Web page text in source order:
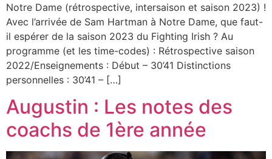
Notre Dame (rétrospective, intersaison et saison 2023) !
Avec l’arrivée de Sam Hartman à Notre Dame, que faut-
il espérer de la saison 2023 du Fighting Irish ? Au
programme (et les time-codes) : Rétrospective saison
2022/Enseignements : Début – 30’41 Distinctions
personnelles : 30’41 – […]
Augustin : Les notes des
coachs de 1ère année